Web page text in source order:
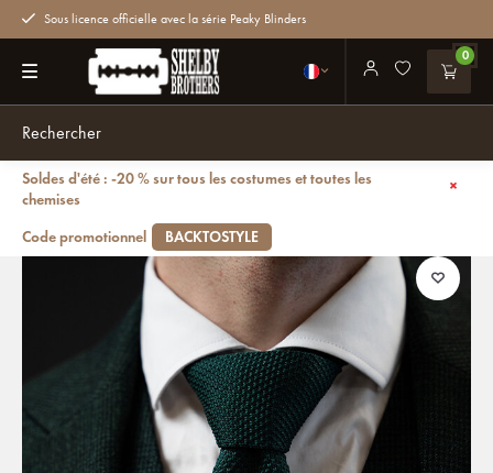
Sous licence officielle avec la série Peaky Blinders
0
Soldes d'été : -20 % sur tous les costumes et toutes les
chemises
Code promotionnel
BACKTOSTYLE
Retour